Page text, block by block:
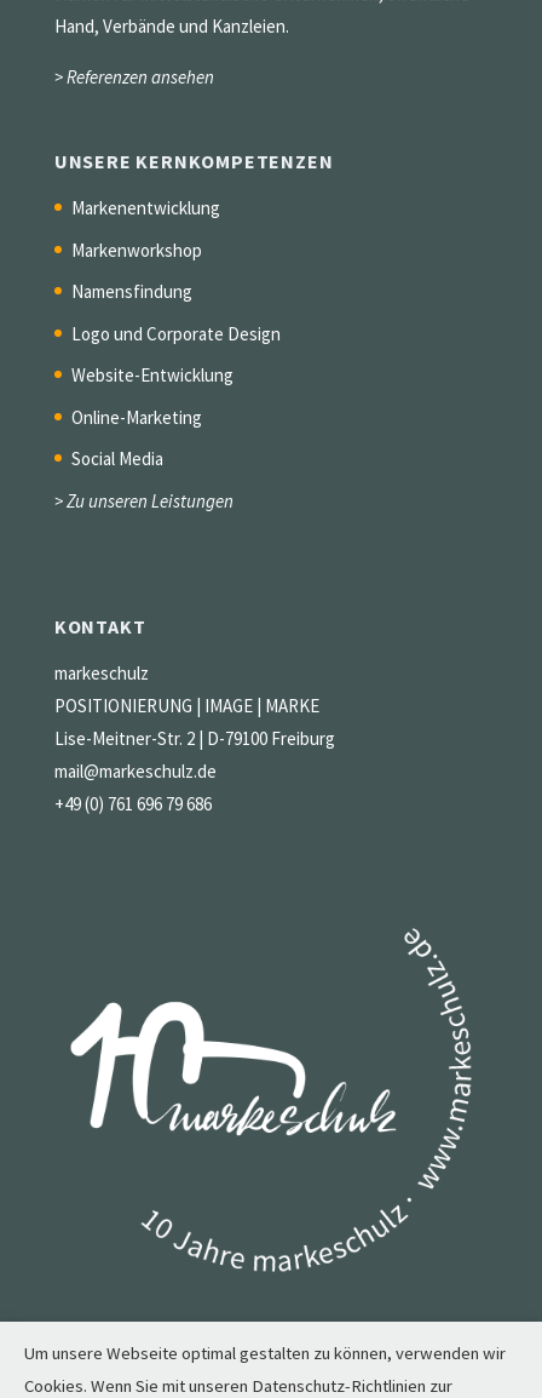
Hand, Verbände und Kanzleien.
> Referenzen ansehen
UNSERE KERNKOMPETENZEN
Markenentwicklung
Markenworkshop
Namensfindung
Logo und Corporate Design
Website-Entwicklung
Online-Marketing
Social Media
> Zu unseren Leistungen
KONTAKT
markeschulz
POSITIONIERUNG | IMAGE | MARKE
Lise-Meitner-Str. 2 | D-79100 Freiburg
mail@markeschulz.de
+49 (0) 761 696 79 686
Um unsere Webseite optimal gestalten zu können, verwenden wir
Cookies. Wenn Sie mit unseren Datenschutz-Richtlinien zur